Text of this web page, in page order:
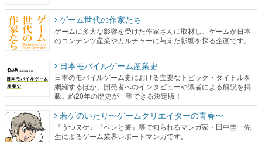
ゲーム世代の作家たち
ゲームに多大な影響を受けた作家さんに取材し、ゲームが日本
のコンテンツ産業やカルチャーに与えた影響を探る企画です。
日本モバイルゲーム産業史
日本のモバイルゲーム史における主要なトピック・タイトルを
網羅するほか、開発者へのインタビューや識者による解説を掲
載。約20年の歴史が一望できる決定版！
若ゲのいたり〜ゲームクリエイターの青春〜
『うつヌケ』『ペンと箸』等で知られるマンガ家・田中圭一先
生によるゲーム業界レポートマンガです。